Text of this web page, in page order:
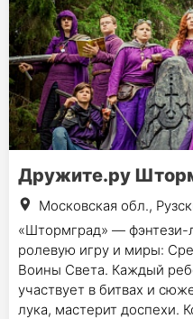
Дружите.ру
Московская обл.,
«Штормград» — фэнтези-
ролевую игру и миры:
Воины Света. Каждый
участвует в битвах и
лука, мастерит доспехи.